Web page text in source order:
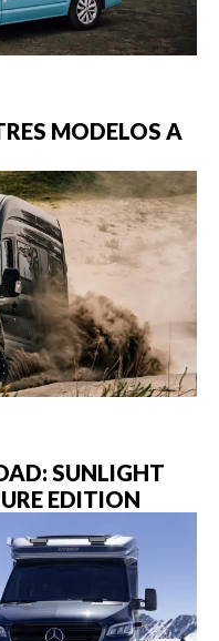
MODELOS A
SUNLIGHT
EDITION